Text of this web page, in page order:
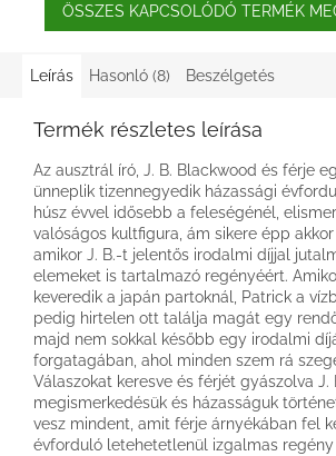
ÖSSZES KAPCSOLÓDÓ TERMÉK
Leírás Hasonló (8) Beszélgetés
Termék részletes leírása
Az ausztrál író, J. B. Blackwood és férje
ünneplik tizennegyedik házassági
húsz évvel idősebb a feleségénél,
valóságos kultfigura, ám sikere épp
amikor J. B.-t jelentős irodalmi díjjal
elemeket is tartalmazó regényéért.
keveredik a japán partoknál, Patrick a
pedig hirtelen ott találja magát egy
majd nem sokkal később egy irodalmi
forgatagában, ahol minden szem rá
Válaszokat keresve és férjét gyászolva J.
megismerkedésük és házasságuk
vesz mindent, amit férje árnyékában fel
évforduló letehetetlenül izgalmas regény